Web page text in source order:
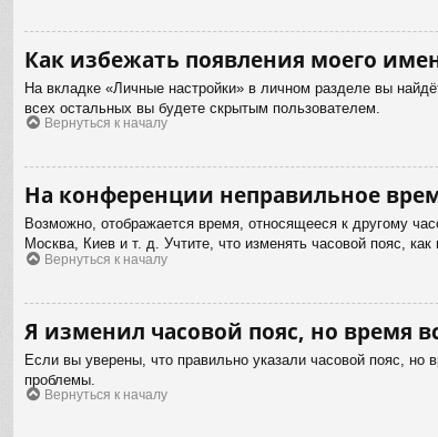
Как избежать появления моего
На вкладке «Личные настройки» в личном разделе вы
всех остальных вы будете скрытым пользователем.
Вернуться к началу
На конференции неправильное
Возможно, отображается время, относящееся к другому
Москва, Киев и т. д. Учтите, что изменять часовой пояс,
Вернуться к началу
Я изменил часовой пояс, но время
Если вы уверены, что правильно указали часовой пояс, но
проблемы.
Вернуться к началу